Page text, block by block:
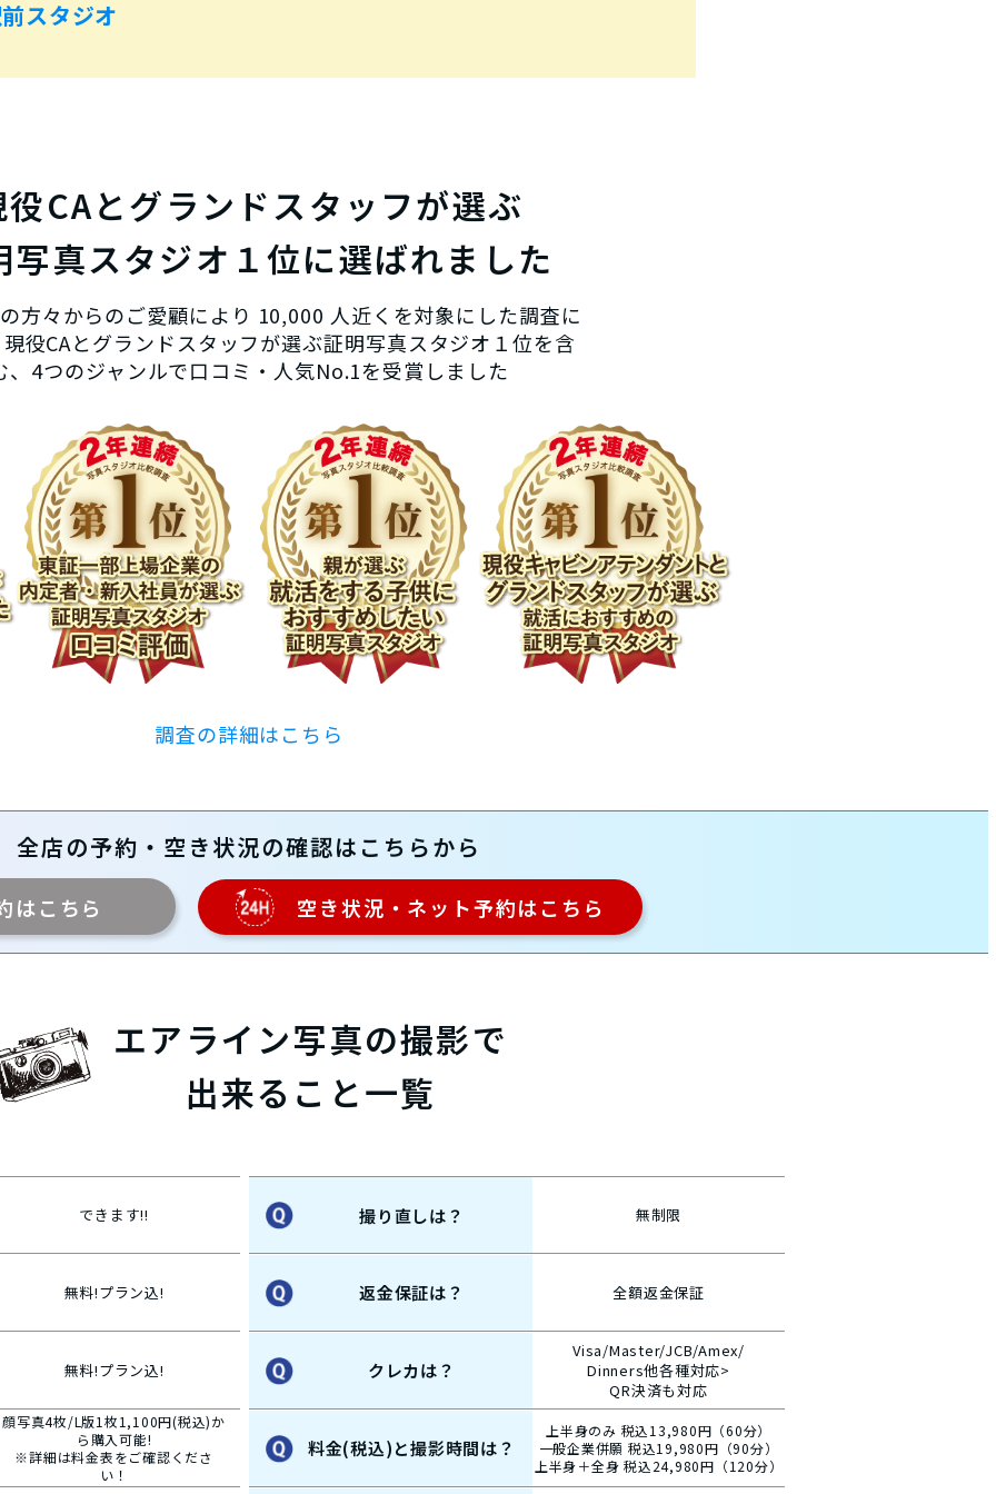
スタジオ
役CAとグランドスタッフが選ぶ
写真スタジオ１位に選ばれました
方々からのご愛顧により 10,000 人近くを対象にした調査に
役CAとグランドスタッフが選ぶ証明写真スタジオ１位を含
、4つのジャンルで口コミ・人気No.1を受賞しました
調査の詳細はこちら
全店の予約・空き状況の確認はこちらから
はこちら 空き状況・ネット予約はこちら
エアライン写真の撮影で
出来ること一覧
できます!!
無料!プラン込!
無料!プラン込!
顔写真4枚/L版1枚1,100円(税込)か
ら購入可能!
※詳細は料金表をご確認くださ
い！
撮り直しは？ 無制限
返金保証は？ 全額返金保証
クレカは？
Visa/Master/JCB/Amex/
Dinners他各種対応>
QR決済も対応
料金(税込)と撮影時間は？
上半身のみ 税込13,980円（60分）
一般企業併願 税込19,980円（90分）
上半身＋全身 税込24,980円（120分）